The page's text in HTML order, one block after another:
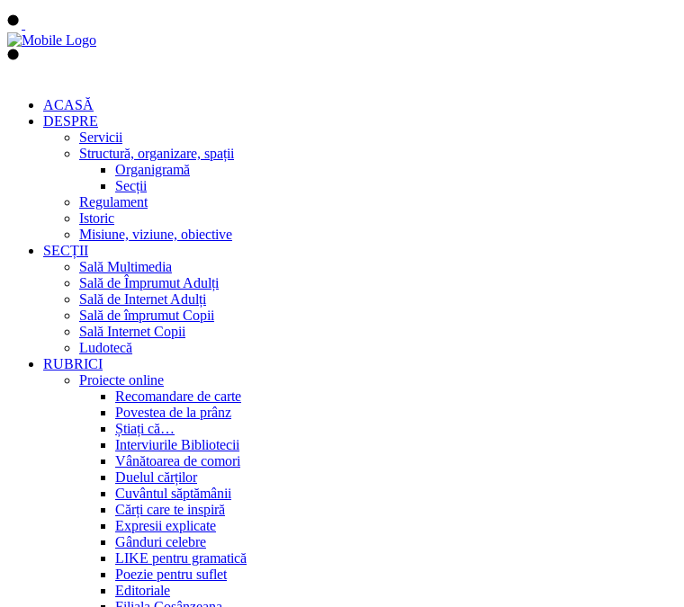
ACASĂ
DESPRE
Servicii
Structură, organizare, spații
Organigramă
Secții
Regulament
Istoric
Misiune, viziune, obiective
SECȚII
Sală Multimedia
Sală de Împrumut Adulți
Sală de Internet Adulți
Sală de împrumut Copii
Sală Internet Copii
Ludotecă
RUBRICI
Proiecte online
Recomandare de carte
Povestea de la prânz
Știați că…
Interviurile Bibliotecii
Vânătoarea de comori
Duelul cărților
Cuvântul săptămânii
Cărți care te inspiră
Expresii explicate
Gânduri celebre
LIKE pentru gramatică
Poezie pentru suflet
Editoriale